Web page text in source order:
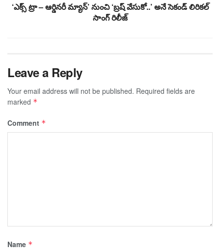
‘ఎక్స్ ట్రా – ఆర్డినరీ మ్యాన్‌’ నుంచి ‘బ్రష్ వేసుకో..’ అనే సెకండ్ లిరికల్
సాంగ్ రిలీజ్
Leave a Reply
Your email address will not be published. Required fields are
marked *
Comment *
Name *